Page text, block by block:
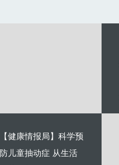
【健康情报局】科学预
防儿童抽动症 从生活